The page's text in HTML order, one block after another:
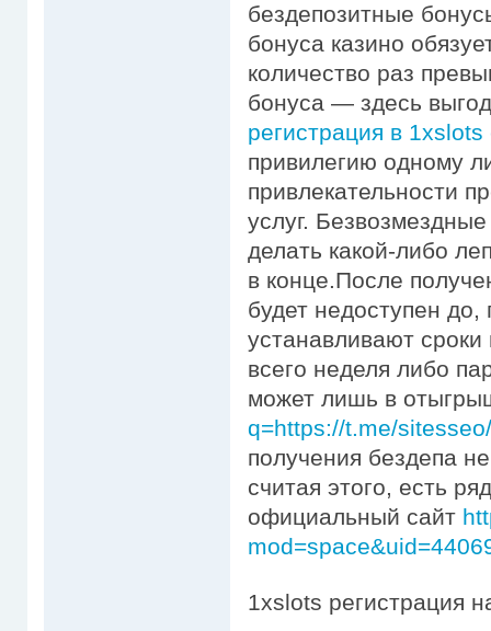
бездепозитные
бонуса казино
количество раз
бонуса — здесь
регистрация в
привилегию одному
привлекательности
услуг.
делать какой-либо
в конце.После
будет недоступен до,
устанавливают
всего неделя либо
может лишь в
q=https://t.me/sitesseo/
получения бездепа
считая этого, есть
официальный сайт
1xslots регистрация